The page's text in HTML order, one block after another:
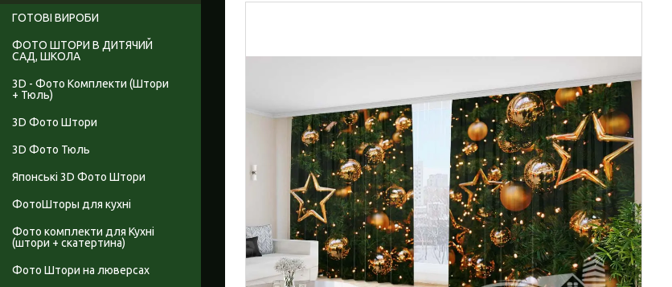
ГОТОВІ ВИРОБИ
ФОТО ШТОРИ В ДИТЯЧИЙ
САД, ШКОЛА
3D - Фото Комплекти (Штори
+ Тюль)
3D Фото Штори
3D Фото Тюль
Японські 3D Фото Штори
ФотоШторы для кухні
Фото комплекти для Кухні
(штори + скатертина)
Фото Штори на люверсах